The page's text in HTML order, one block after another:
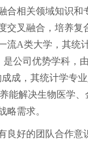
合相关领域知识
叉融合，培养复
流A类大学，其统
公司优势学科，
成，其统计学专
能解决生物医学
略需求。
良好的团队合作